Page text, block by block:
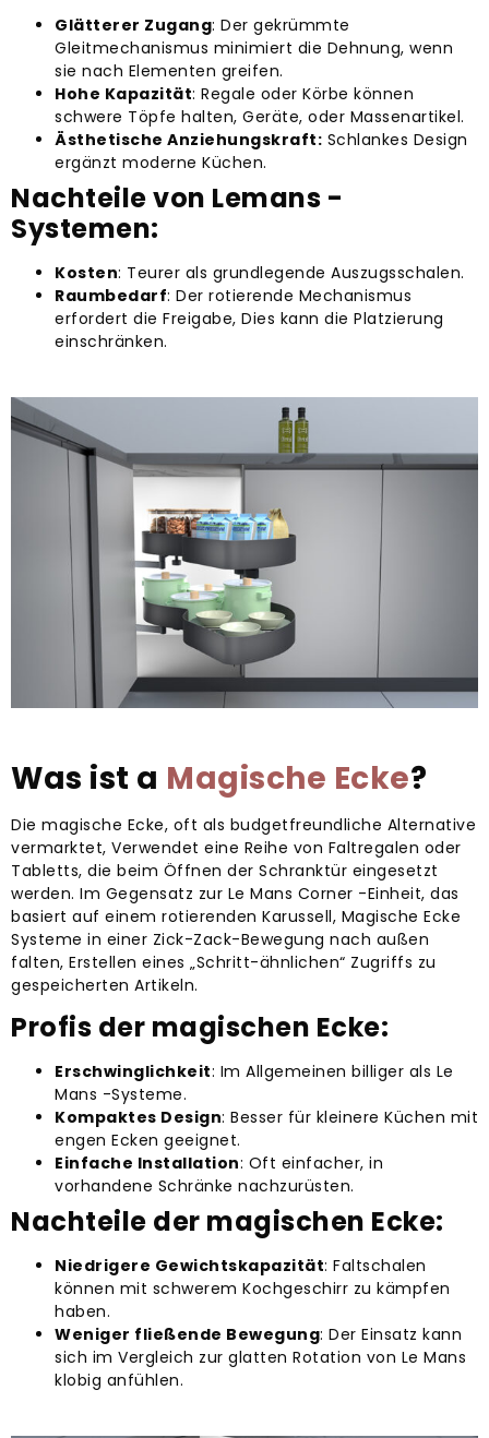
Glätterer Zugang: Der gekrümmte
Gleitmechanismus minimiert die Dehnung, wenn
sie nach Elementen greifen.
Hohe Kapazität: Regale oder Körbe können
schwere Töpfe halten, Geräte, oder Massenartikel.
Ästhetische Anziehungskraft: Schlankes Design
ergänzt moderne Küchen.
Nachteile von Lemans -
Systemen:
Kosten: Teurer als grundlegende Auszugsschalen.
Raumbedarf: Der rotierende Mechanismus
erfordert die Freigabe, Dies kann die Platzierung
einschränken.
Was ist a Magische Ecke?
Die magische Ecke, oft als budgetfreundliche Alternative
vermarktet, Verwendet eine Reihe von Faltregalen oder
Tabletts, die beim Öffnen der Schranktür eingesetzt
werden. Im Gegensatz zur Le Mans Corner -Einheit, das
basiert auf einem rotierenden Karussell, Magische Ecke
Systeme in einer Zick-Zack-Bewegung nach außen
falten, Erstellen eines „Schritt-ähnlichen“ Zugriffs zu
gespeicherten Artikeln.
Profis der magischen Ecke:
Erschwinglichkeit: Im Allgemeinen billiger als Le
Mans -Systeme.
Kompaktes Design: Besser für kleinere Küchen mit
engen Ecken geeignet.
Einfache Installation: Oft einfacher, in
vorhandene Schränke nachzurüsten.
Nachteile der magischen Ecke:
Niedrigere Gewichtskapazität: Faltschalen
können mit schwerem Kochgeschirr zu kämpfen
haben.
Weniger fließende Bewegung: Der Einsatz kann
sich im Vergleich zur glatten Rotation von Le Mans
klobig anfühlen.